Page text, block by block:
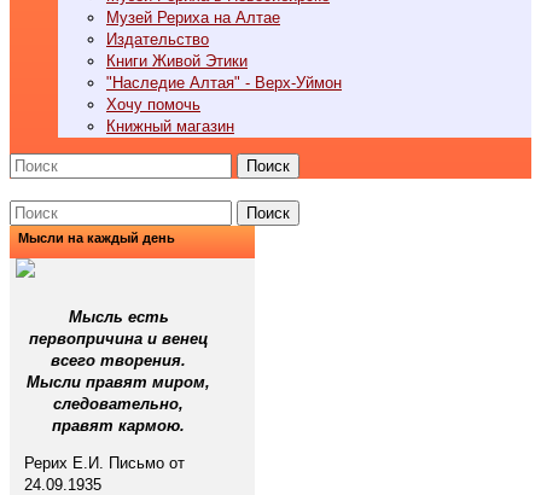
Музей Рериха на Алтае
Издательство
Книги Живой Этики
"Наследие Алтая" - Верх-Уймон
Хочу помочь
Книжный магазин
Поиск
Поиск
Мысли на каждый день
Мысль есть
первопричина и венец
всего творения.
Мысли правят миром,
следовательно,
правят кармою.
Рерих Е.И. Письмо от
24.09.1935